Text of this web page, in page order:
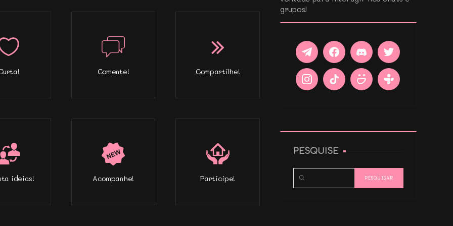
Comente! Compartilhe!
ideias! Acompanhe! Participe!
grupos!
PESQUISE